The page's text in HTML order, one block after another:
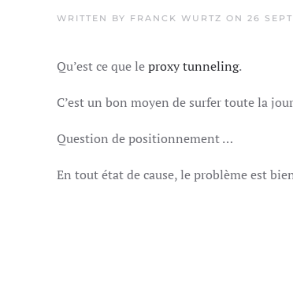
WRITTEN BY FRANCK WURTZ ON 26
Qu’est ce que leproxy tunneling.
C’est un bon moyen de surfer toute la
Question de positionnement …
En tout état de cause, le problème est